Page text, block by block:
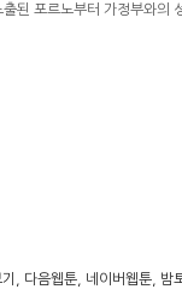
된 포르노부터 가정부와의
, 다음웹툰, 네이버웹툰,